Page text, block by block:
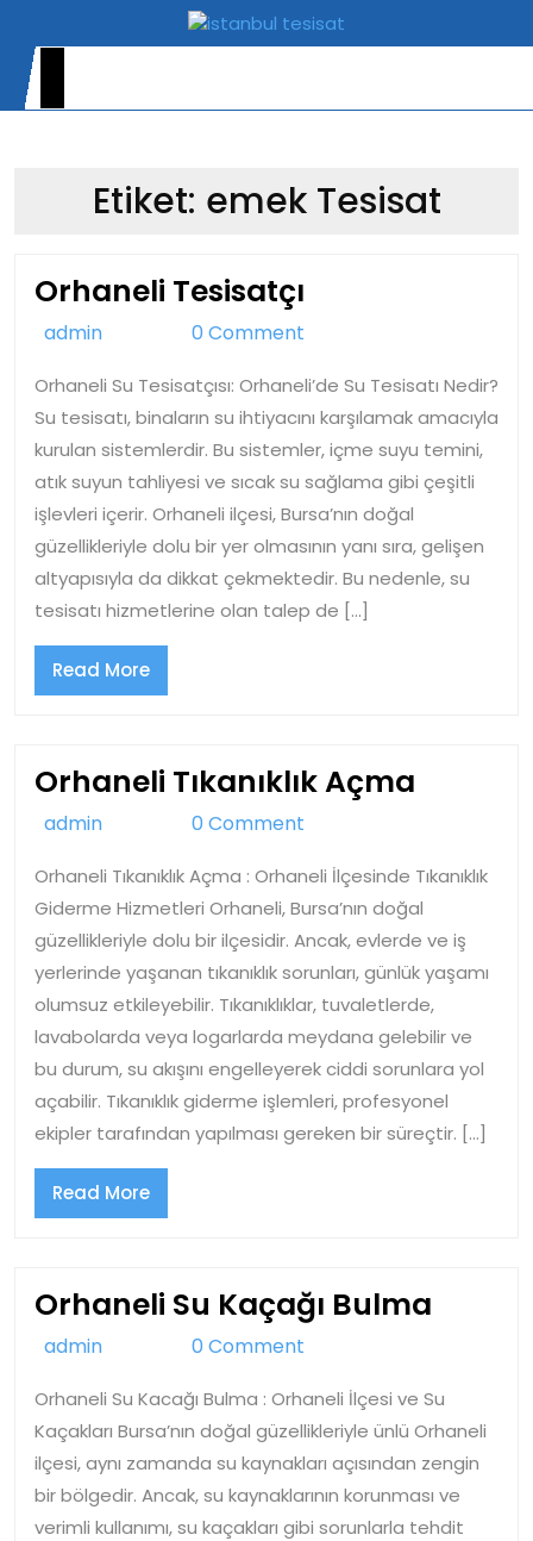
content
Etiket: emek Tesisat
Orhaneli Tesisatçı
adminadmin 0 Comment
Orhaneli Su Tesisatçısı: Orhaneli’de Su Tesisatı Nedir?
Su tesisatı, binaların su ihtiyacını karşılamak amacıyla
kurulan sistemlerdir. Bu sistemler, içme suyu temini,
atık suyun tahliyesi ve sıcak su sağlama gibi çeşitli
işlevleri içerir. Orhaneli ilçesi, Bursa’nın doğal
güzellikleriyle dolu bir yer olmasının yanı sıra, gelişen
altyapısıyla da dikkat çekmektedir. Bu nedenle, su
tesisatı hizmetlerine olan talep de […]
Read MoreRead
More
Orhaneli Tıkanıklık Açma
adminadmin 0 Comment
Orhaneli Tıkanıklık Açma : Orhaneli İlçesinde Tıkanıklık
Giderme Hizmetleri Orhaneli, Bursa’nın doğal
güzellikleriyle dolu bir ilçesidir. Ancak, evlerde ve iş
yerlerinde yaşanan tıkanıklık sorunları, günlük yaşamı
olumsuz etkileyebilir. Tıkanıklıklar, tuvaletlerde,
lavabolarda veya logarlarda meydana gelebilir ve
bu durum, su akışını engelleyerek ciddi sorunlara yol
açabilir. Tıkanıklık giderme işlemleri, profesyonel
ekipler tarafından yapılması gereken bir süreçtir. […]
Read MoreRead
More
Orhaneli Su Kaçağı Bulma
Bulma
adminadmin 0 Comment
Orhaneli Su Kacağı Bulma : Orhaneli İlçesi ve Su
Kaçakları Bursa’nın doğal güzellikleriyle ünlü Orhaneli
ilçesi, aynı zamanda su kaynakları açısından zengin
bir bölgedir. Ancak, su kaynaklarının korunması ve
verimli kullanımı, su kaçakları gibi sorunlarla tehdit